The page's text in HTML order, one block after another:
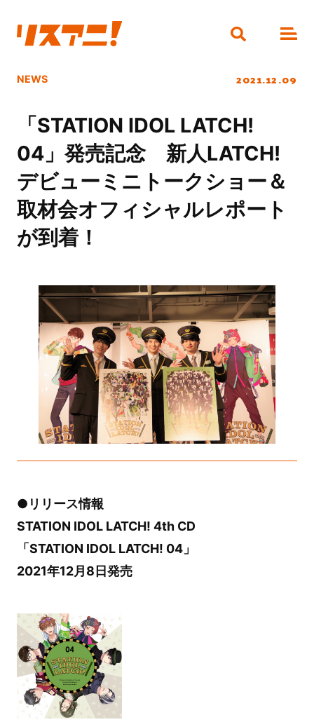
NEWS 2021.12.09
「STATION IDOL LATCH!
04」発売記念 新人LATCH!
デビューミニトークショー＆
取材会オフィシャルレポート
が到着！
●リリース情報
STATION IDOL LATCH! 4th CD
「STATION IDOL LATCH! 04」
2021年12月8日発売